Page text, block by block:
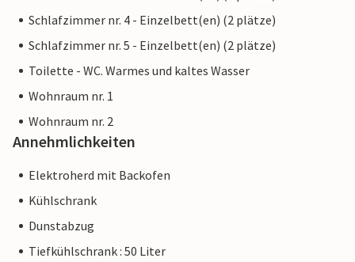
Schlafzimmer nr. 4 - Einzelbett(en) (2 plätze)
Schlafzimmer nr. 5 - Einzelbett(en) (2 plätze)
Toilette - WC. Warmes und kaltes Wasser
Wohnraum nr. 1
Wohnraum nr. 2
Annehmlichkeiten
Elektroherd mit Backofen
Kühlschrank
Dunstabzug
Tiefkühlschrank : 50 Liter